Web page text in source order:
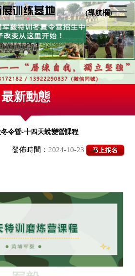
(導航欄)
最新動態
令營-十四天蛻變營課程
發佈時間： 2024-10-23